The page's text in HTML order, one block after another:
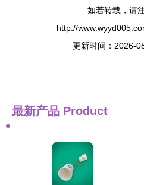
如若转载，请
http://
更新时间：2026-
最新产品 Product